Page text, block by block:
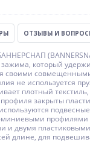
ОТЗЫВЫ И
который
своими
не используется
плотный
закрыты
и двумя
длине, для